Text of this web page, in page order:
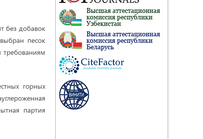
без добавок
песок
требованиям
горных
партия